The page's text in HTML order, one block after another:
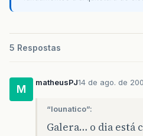
5 Respostas
M
matheusPJ14 de ago. de
“lounatico”:
Galera… o dia está